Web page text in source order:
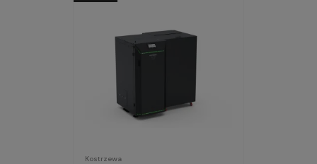
Kostrzewa